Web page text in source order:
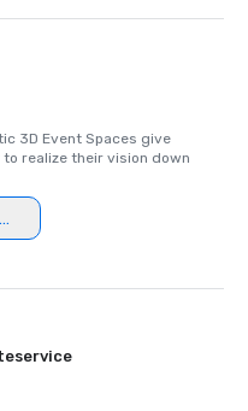
3D Event Spaces give
realize their vision down